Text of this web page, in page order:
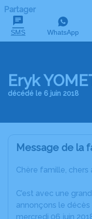
Partager
SMS WhatsApp
Eryk
décédé le 6 juin 2018
Message de la
Chère famille, chers
C’est avec une
annonçons le décès
mercredi 06 juin